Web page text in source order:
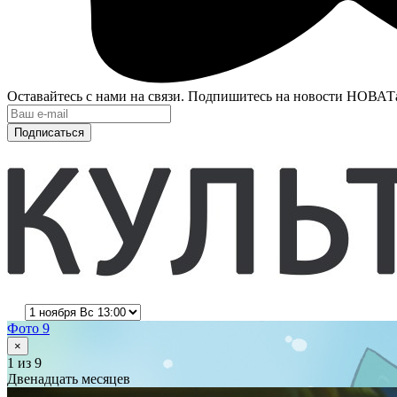
Оставайтесь с нами на связи. Подпишитесь на новости
Подписаться
Фото 9
×
1 из 9
Двенадцать месяцев